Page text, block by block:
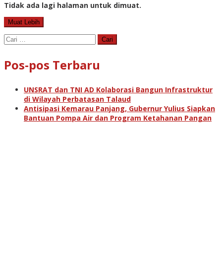
Tidak ada lagi halaman untuk dimuat.
Muat Lebih
Cari
Pos-pos Terbaru
UNSRAT dan TNI AD Kolaborasi Bangun Infrastruktur
di Wilayah Perbatasan Talaud
Antisipasi Kemarau Panjang, Gubernur Yulius Siapkan
Bantuan Pompa Air dan Program Ketahanan Pangan